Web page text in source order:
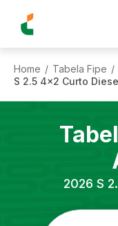
Home / Tabela Fipe /
S 2.5 4x2 Curto
2026 S